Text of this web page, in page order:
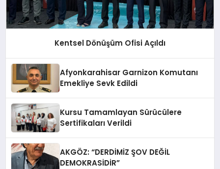
Kentsel Dönüşüm Ofisi Açıldı
Afyonkarahisar Garnizon Komutanı
Emekliye Sevk Edildi
Kursu Tamamlayan Sürücülere
Sertifikaları Verildi
AKGÖZ: “DERDİMİZ ŞOV DEĞİL
DEMOKRASİDİR”